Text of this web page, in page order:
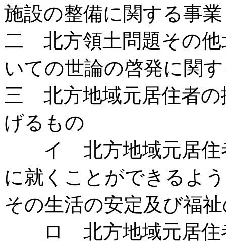
施設の整備に関する事業
二 北方領土問題その他
いての世論の啓発に関
三 北方地域元居住者の
げるもの
イ 北方地域元居住
に就くことができるよ
その生活の安定及び福
ロ 北方地域元居住